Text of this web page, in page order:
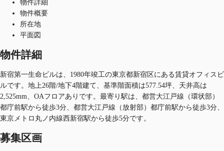
物件詳細
物件概要
所在地
平面図
物件詳細
新宿第一生命ビルは、1980年竣工の東京都新宿区にある賃貸オフィスビ
ルです。地上26階/地下4階建て、基準階面積は577.54坪、天井高は
2,525mm、OAフロアありです。最寄り駅は、都営大江戸線（環状部）
都庁前駅から徒歩3分、都営大江戸線（放射部）都庁前駅から徒歩3分、
東京メトロ丸ノ内線西新宿駅から徒歩5分です。
募集区画